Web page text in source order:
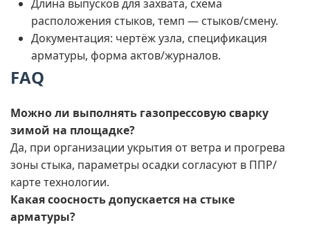
Длина выпусков для захвата, схема
расположения стыков, темп — стыков/смену.
Документация: чертёж узла, спецификация
арматуры, форма актов/журналов.
FAQ
Можно ли выполнять газопрессовую сварку
зимой на площадке?
Да, при организации укрытия от ветра и прогрева
зоны стыка, параметры осадки согласуют в ППР/
карте технологии.
Какая соосность допускается на стыке
арматуры?